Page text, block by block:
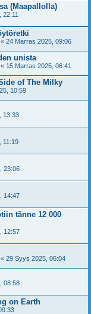
(Maapallolla)
22:11
« 24 Marras 2025, 09:06
unista
« 15 Marras 2025, 06:41
of The Milky
10:59
13:33
11:19
23:06
14:47
tänne 12 000
12:57
« 29 Syys 2025, 06:04
08:58
on Earth